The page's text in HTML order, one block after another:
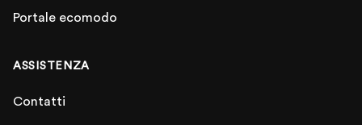
Portale ecomodo
ASSISTENZA
Contatti